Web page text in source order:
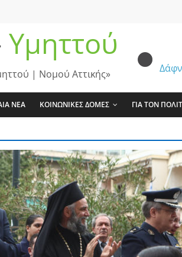
Υμηττού
| Νομού Αττικής»
ΝΕΑ ΚΟΙΝΩΝΙΚΕΣ ΔΟΜΕΣ ΓΙΑ ΤΟΝ